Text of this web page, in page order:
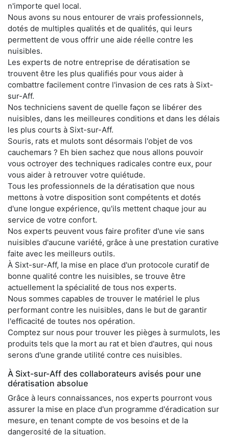
n'importe quel local.
Nous avons su nous entourer de vrais professionnels,
dotés de multiples qualités et de qualités, qui leurs
permettent de vous offrir une aide réelle contre les
nuisibles.
Les experts de notre entreprise de dératisation se
trouvent être les plus qualifiés pour vous aider à
combattre facilement contre l'invasion de ces rats à Sixt-
sur-Aff.
Nos techniciens savent de quelle façon se libérer des
nuisibles, dans les meilleures conditions et dans les délais
les plus courts à Sixt-sur-Aff.
Souris, rats et mulots sont désormais l'objet de vos
cauchemars ? Eh bien sachez que nous allons pouvoir
vous octroyer des techniques radicales contre eux, pour
vous aider à retrouver votre quiétude.
Tous les professionnels de la dératisation que nous
mettons à votre disposition sont compétents et dotés
d'une longue expérience, qu'ils mettent chaque jour au
service de votre confort.
Nos experts peuvent vous faire profiter d'une vie sans
nuisibles d'aucune variété, grâce à une prestation curative
faite avec les meilleurs outils.
À Sixt-sur-Aff, la mise en place d'un protocole curatif de
bonne qualité contre les nuisibles, se trouve être
actuellement la spécialité de tous nos experts.
Nous sommes capables de trouver le matériel le plus
performant contre les nuisibles, dans le but de garantir
l'efficacité de toutes nos opération.
Comptez sur nous pour trouver les pièges à surmulots, les
produits tels que la mort au rat et bien d'autres, qui nous
serons d'une grande utilité contre ces nuisibles.
À Sixt-sur-Aff des collaborateurs avisés pour une
dératisation absolue
Grâce à leurs connaissances, nos experts pourront vous
assurer la mise en place d'un programme d'éradication sur
mesure, en tenant compte de vos besoins et de la
dangerosité de la situation.